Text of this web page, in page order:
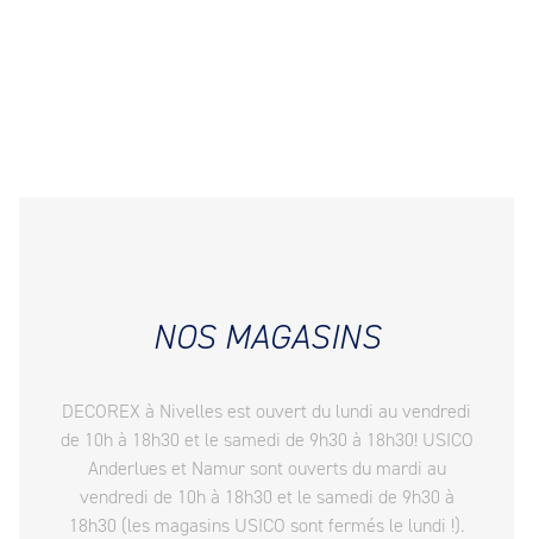
NOS MAGASINS
DECOREX à Nivelles est ouvert du lundi au vendredi
de 10h à 18h30 et le samedi de 9h30 à 18h30! USICO
Anderlues et Namur sont ouverts du mardi au
vendredi de 10h à 18h30 et le samedi de 9h30 à
18h30 (les magasins USICO sont fermés le lundi !).